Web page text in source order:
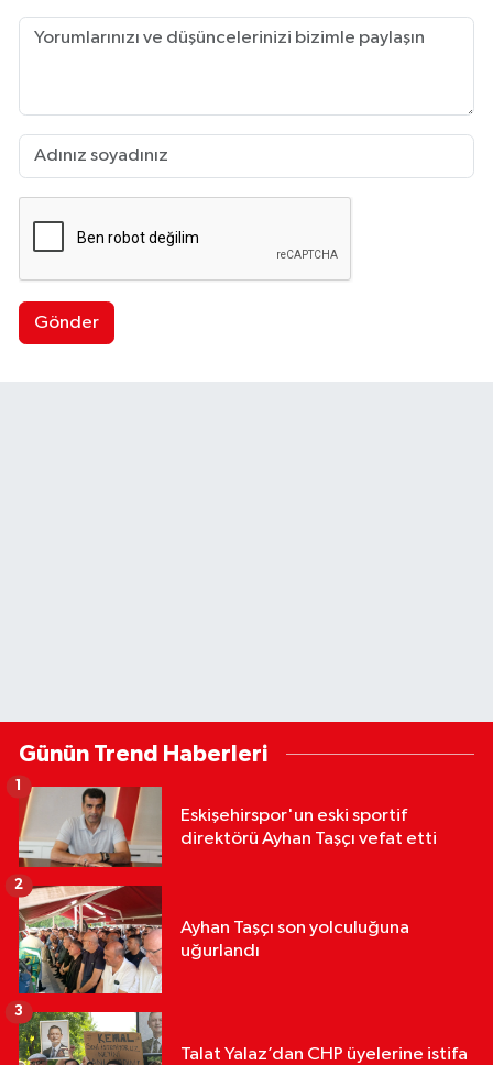
Gönder
Günün Trend Haberleri
Eskişehirspor'un eski sportif
direktörü Ayhan Taşçı vefat etti
Ayhan Taşçı son yolculuğuna
uğurlandı
2
Talat Yalaz’dan CHP üyelerine istifa
3